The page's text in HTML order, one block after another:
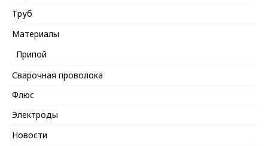
Труб
Материалы
Припой
Сварочная проволока
Флюс
Электроды
Новости